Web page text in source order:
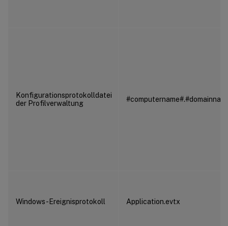
Konfigurationsprotokolldatei
der Profilverwaltung
Windows-Ereignisprotokoll Application.evtx